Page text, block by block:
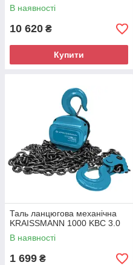
В наявності
10 620 ₴
Купити
Таль ланцюгова механічна
KRAISSMANN 1000 KBC 3.0
В наявності
1 699 ₴